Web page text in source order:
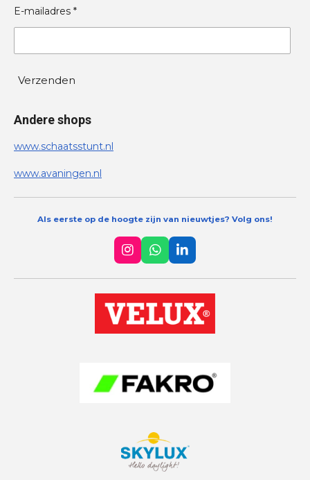
E-mailadres *
Verzenden
Andere shops
www.schaatsstunt.nl
www.avaningen.nl
Als eerste op de hoogte zijn van nieuwtjes? Volg ons!
I
n
s
t
a
g
W
h
a
t
s
A
L
i
n
k
e
d